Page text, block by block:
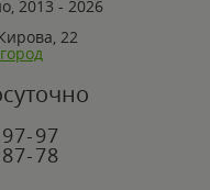
2013 - 2026
22
97
78